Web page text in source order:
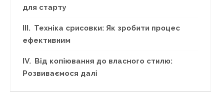
для старту
Техніка срисовки: Як зробити процес
ефективним
Від копіювання до власного стилю:
Розвиваємося далі